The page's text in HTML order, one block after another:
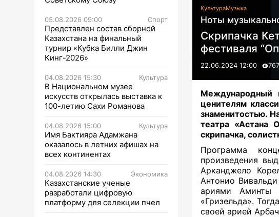
05.08.2026 09:00 Спорт
Представлен состав сборной
Казахстана на финальный
турнир «Кубка Билли Джин
Кинг-2026»
04.08.2026 15:30 Культура
В Национальном музее
искусств открылась выставка к
100-летию Сахи Романова
04.08.2026 15:00 Культура
Имя Бактияра Адамжана
оказалось в летних афишах на
всех континентах
04.08.2026 14:30 Экономика
Казахстанские ученые
разработали цифровую
платформу для селекции пчел
КультураМузыка
Ноты
Скрипачка
фестиваля
22.06.2024 12:00 767
Международный
ценителям
знаменитостью.
театра «Астана
скрипачка,
Программа
произведения
Арканджело
Антонио
ариями Аминты
«Гризельда».
своей арией